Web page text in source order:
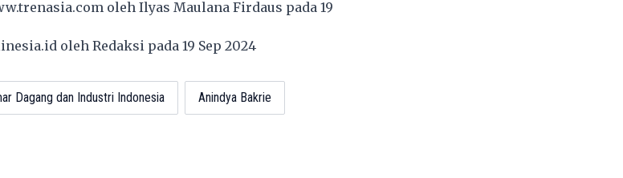
oleh Ilyas Maulana Firdaus pada 19
oleh Redaksi pada 19 Sep 2024
Dagang dan Industri Indonesia Anindya Bakrie